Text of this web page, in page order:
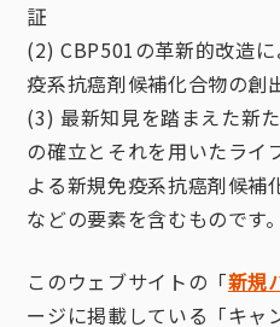
証
(2) CBP501の革新的改造
疫系抗癌剤候補化合物の創
(3) 最新知見を踏まえた新
の確立とそれを用いたライ
よる新規免疫系抗癌剤候補
などの要素を含むものです。
このウェブサイトの「新規
ージに掲載している「キャ